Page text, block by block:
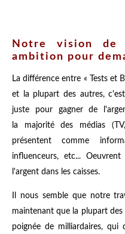
Notre vision
ambition pour
La différence entre « Tests et
et la plupart des autres,
juste pour gagner de
la majorité des médias
présentent comme
influenceurs, etc...
l'argent dans les caisses.
Il nous semble que notre
maintenant que la plupart
poignée de milliardaires, qui